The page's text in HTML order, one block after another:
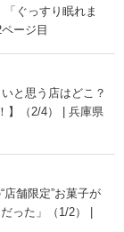
ぐっすり眠れま
ージ目
と思う店はどこ？
】（2/4） | 兵庫県
店舗限定”お菓子が
った」（1/2） |